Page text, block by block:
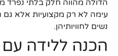
הדולה מהווה חלק בלתי
עימה לא רק מקצועיות אלא גם
נשים לחוויותיהן.
הכנה ללידה עם